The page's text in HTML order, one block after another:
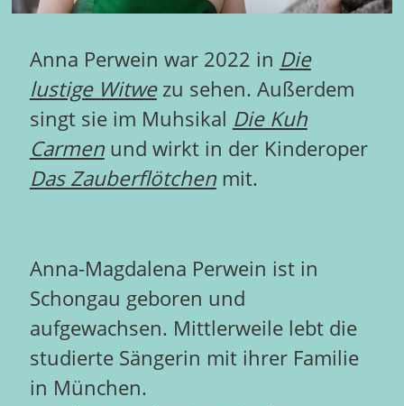
Anna Perwein war 2022 in Die
lustige Witwezu sehen. Außerdem
singt sie im Muhsikal Die Kuh
Carmenund wirkt in der Kinderoper
Das Zauberflötchenmit.
Anna-Magdalena Perwein ist in
Schongau geboren und
aufgewachsen. Mittlerweile lebt die
studierte Sängerin mit ihrer Familie
in München.